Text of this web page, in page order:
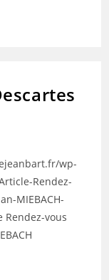
wp-
Rendez-
MIEBACH-
vous